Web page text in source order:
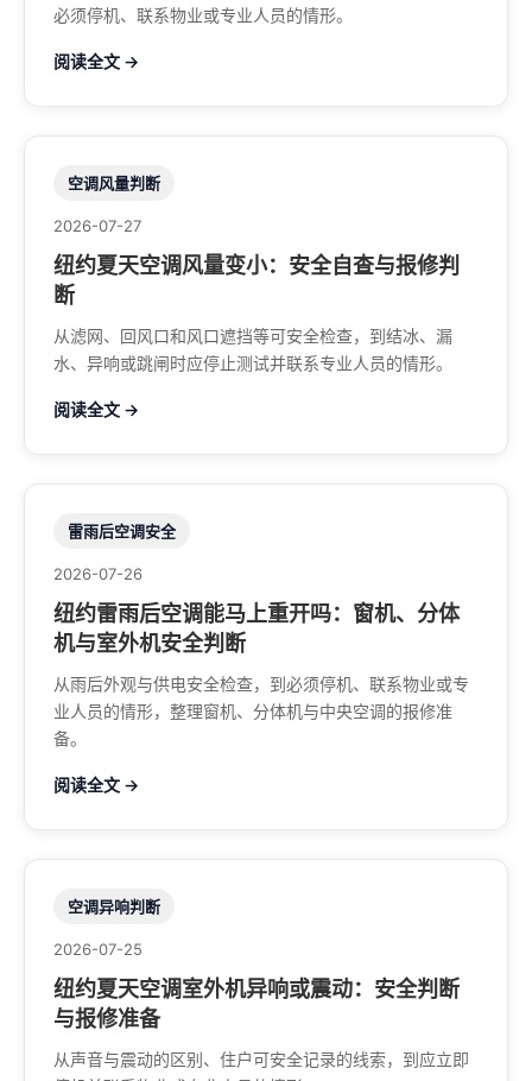
必须停机、联系物业或专业人员的情形。
阅读全文 →
空调风量判断
2026-07-27
纽约夏天空调风量变小：安全自查与报修判
断
从滤网、回风口和风口遮挡等可安全检查，到结冰、漏
水、异响或跳闸时应停止测试并联系专业人员的情形。
阅读全文 →
雷雨后空调安全
2026-07-26
纽约雷雨后空调能马上重开吗：窗机、分体
机与室外机安全判断
从雨后外观与供电安全检查，到必须停机、联系物业或专
业人员的情形，整理窗机、分体机与中央空调的报修准
备。
阅读全文 →
空调异响判断
2026-07-25
纽约夏天空调室外机异响或震动：安全判断
与报修准备
从声音与震动的区别、住户可安全记录的线索，到应立即